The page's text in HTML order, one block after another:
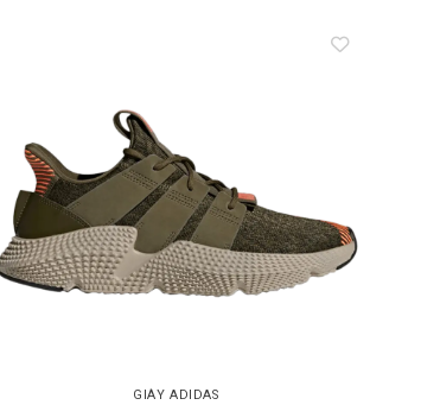
GIÀY ADIDAS